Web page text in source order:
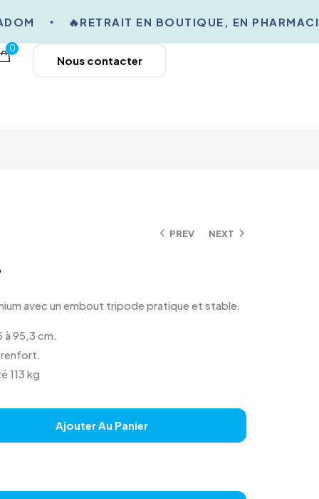
🔥RETRAIT EN BOUTIQUE, EN
0
Nous contacter
PREV NEXT
avec un embout tripode pratique et stable.
à 95,3 cm.
renfort.
113 kg
Ajouter Au Panier